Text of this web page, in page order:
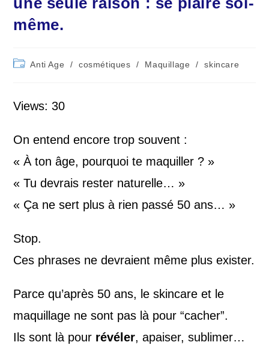
même.
Post Anti Age / cosmétiques / Maquillage / skincare
Views: 30
On entend encore trop souvent :
« À ton âge, pourquoi te maquiller ? »
« Tu devrais rester naturelle… »
« Ça ne sert plus à rien passé 50 ans… »
Stop.
Ces phrases ne devraient même plus exister.
Parce qu’après 50 ans, le skincare et le
maquillage ne sont pas là pour “cacher”.
Ils sont là pour révéler, apaiser, sublimer…